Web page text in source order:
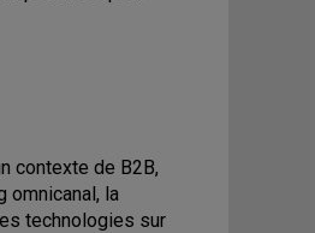
contexte de B2B,
omnicanal, la
technologies sur